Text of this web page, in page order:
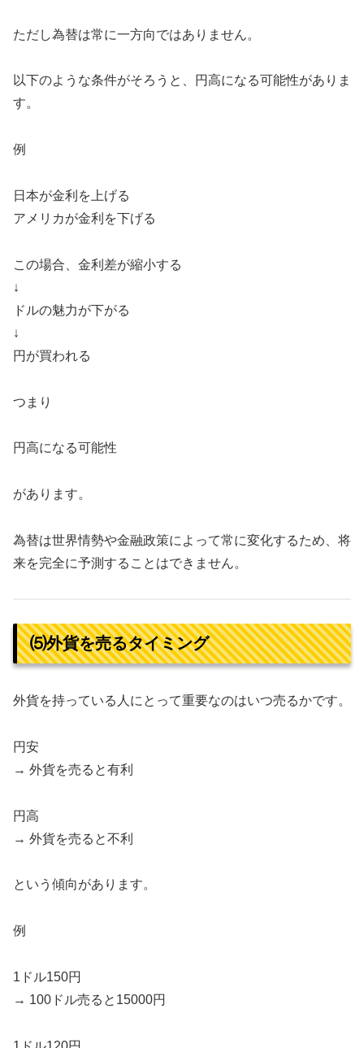
ただし為替は常に一方向ではありません。
以下のような条件がそろうと、円高になる可能性がありま
す。
例
日本が金利を上げる
アメリカが金利を下げる
この場合、金利差が縮小する
↓
ドルの魅力が下がる
↓
円が買われる
つまり
円高になる可能性
があります。
為替は世界情勢や金融政策によって常に変化するため、将
来を完全に予測することはできません。
⑸外貨を売るタイミング
外貨を持っている人にとって重要なのはいつ売るかです。
円安
→ 外貨を売ると有利
円高
→ 外貨を売ると不利
という傾向があります。
例
1ドル150円
→ 100ドル売ると15000円